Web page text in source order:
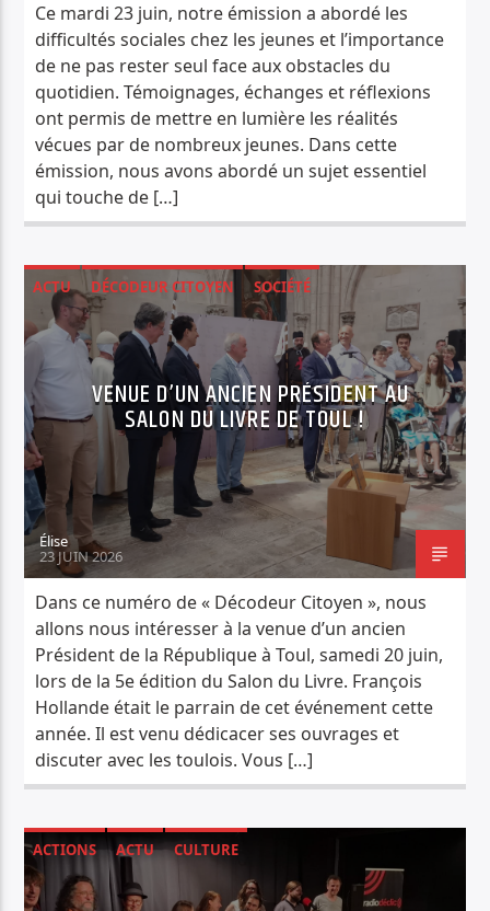
Ce mardi 23 juin, notre émission a abordé les
difficultés sociales chez les jeunes et l’importance
de ne pas rester seul face aux obstacles du
quotidien. Témoignages, échanges et réflexions
ont permis de mettre en lumière les réalités
vécues par de nombreux jeunes. Dans cette
émission, nous avons abordé un sujet essentiel
qui touche de […]
ACTU DÉCODEUR CITOYEN SOCIÉTÉ
VENUE D’UN ANCIEN PRÉSIDENT AU
SALON DU LIVRE DE TOUL !
Élise
23 JUIN 2026
Dans ce numéro de « Décodeur Citoyen », nous
allons nous intéresser à la venue d’un ancien
Président de la République à Toul, samedi 20 juin,
lors de la 5e édition du Salon du Livre. François
Hollande était le parrain de cet événement cette
année. Il est venu dédicacer ses ouvrages et
discuter avec les toulois. Vous […]
ACTIONS ACTU
CULTURE
ON EST CHEZ VOUS !